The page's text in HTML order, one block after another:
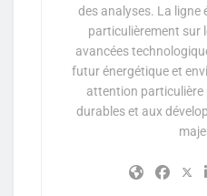
des analyses. La ligne
particulièrement sur
avancées
futur énergétique et
attention
durables et aux